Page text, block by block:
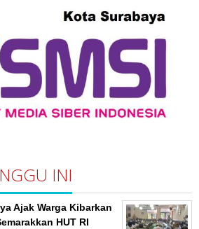
INI
Ajak Warga Kibarkan
HUT RI